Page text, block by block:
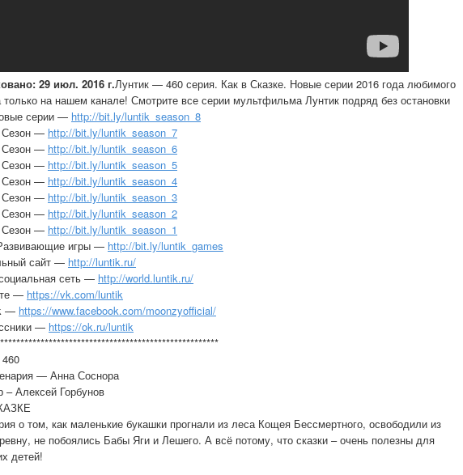
29 июл. 2016 г.Лунтик — 460 серия. Как в Сказке. Новые серии 2016 года любимого
только на нашем канале! Смотрите все серии мультфильма Лунтик подряд без остановки
серии — http://bit.ly/luntik_season_8
Сезон — http://bit.ly/luntik_season_7
Сезон — http://bit.ly/luntik_season_6
Сезон — http://bit.ly/luntik_season_5
Сезон — http://bit.ly/luntik_season_4
Сезон — http://bit.ly/luntik_season_3
Сезон — http://bit.ly/luntik_season_2
Сезон — http://bit.ly/luntik_season_1
игры — http://bit.ly/luntik_games
сайт — http://luntik.ru/
сеть — http://world.luntik.ru/
— https://vk.com/luntik
— https://www.facebook.com/moonzyofficial/
— https://ok.ru/luntik
— Анна Соснора
– Алексей Горбунов
о том, как маленькие букашки прогнали из леса Кощея Бессмертного, освободили из
не побоялись Бабы Яги и Лешего. А всё потому, что сказки – очень полезны для
детей!